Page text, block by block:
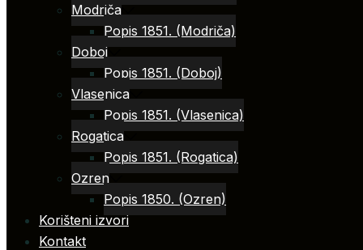
Modriča
Popis 1851. (Modriča)
Doboj
Popis 1851. (Doboj)
Vlasenica
Popis 1851. (Vlasenica)
Rogatica
Popis 1851. (Rogatica)
Ozren
Popis 1850. (Ozren)
Korišteni izvori
Kontakt